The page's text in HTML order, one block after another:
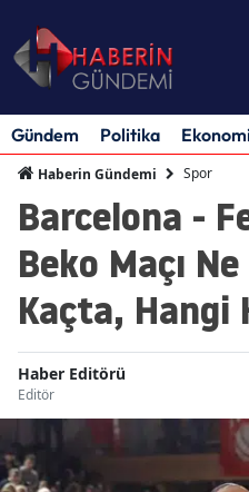
Gündem Politika Ekonomi
Haberin Gündemi Spor
Barcelona -
Beko Maçı
Kaçta, Hangi
Haber Editörü
Editör